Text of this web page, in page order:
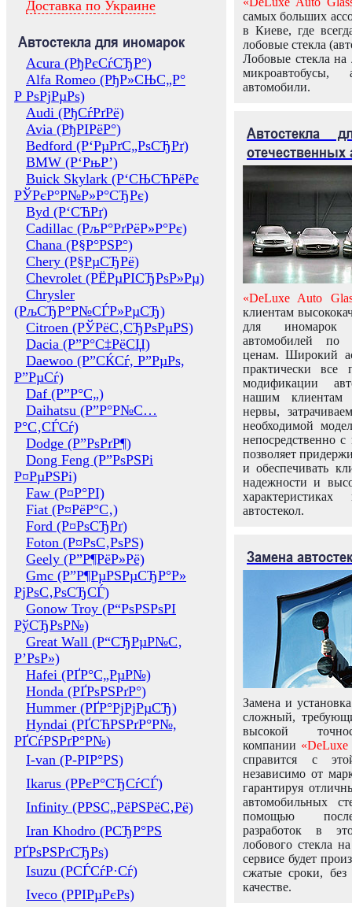
Доставка по Украине
Автостекла для иномарок
Acura (РђРєСѓСЂР°)
Alfa Romeo (РђР»СЊС„Р°
Р РѕРјРµРѕ)
Audi (РђСѓРґРё)
Avia (РђРІРёР°)
Bedford (Р‘РµРґС„РѕСЂРґ)
BMW (Р‘РњР’)
Buick Skylark (Р‘СЊСЋРёРє
РЎРєР°Р№Р»Р°СЂРє)
Byd (Р‘СЋРґ)
Cadillac (РљР°РґРёР»Р°Рє)
Chana (Р§Р°РЅР°)
Chery (Р§РµСЂРё)
Chevrolet (РЁРµРІСЂРѕР»Рµ)
Chrysler
(РљСЂР°Р№СЃР»РµСЂ)
Citroen (РЎРёС‚СЂРѕРµРЅ)
Dacia (Р”Р°С‡РёСЏ)
Daewoo (Р”СЌСѓ, Р”РµРѕ,
Р”РµСѓ)
Daf (Р”Р°С„)
Daihatsu (Р”Р°Р№С…
Р°С‚СЃСѓ)
Dodge (Р”РѕРґР¶)
Dong Feng (Р”РѕРЅРі
Р¤РµРЅРі)
Faw (Р¤Р°РІ)
Fiat (Р¤РёР°С‚)
Ford (Р¤РѕСЂРґ)
Foton (Р¤РѕС‚РѕРЅ)
Geely (Р”Р¶РёР»Рё)
Gmc (Р”Р¶РµРЅРµСЂР°Р»
РјРѕС‚РѕСЂСЃ)
Gonow Troy (Р“РѕРЅРѕРІ
РўСЂРѕР№)
Great Wall (Р“СЂРµР№С‚
Р’РѕР»)
Hafei (РҐР°С„РµР№)
Honda (РҐРѕРЅРґР°)
Hummer (РҐР°РјРјРµСЂ)
Hyndai (РҐСЋРЅРґР°Р№,
РҐСѓРЅРґР°Р№)
I-van (Р-РІР°РЅ)
Ikarus (РРєР°СЂСѓСЃ)
Infinity (РРЅС„РёРЅРёС‚Рё)
Iran Khodro (РСЂР°РЅ
РҐРѕРЅРґСЂРѕ)
Isuzu (РСЃСѓР·Сѓ)
Iveco (РРІРµРєРѕ)
самых больших
в Киеве, где
лобовые стекла
Лобовые стекла на
микроавтобусы,
автомобили.
Автостекла
отечественных
«DeLuxe Auto
клиентам
для иномарок
автомобилей
ценам. Широкий
практически все
модификации
нашим клиентам
нервы,
необходимой
непосредственно
позволяет
и обеспечивать
надежности и
автостекол.
Замена
Замена и
сложный,
высокой
компании «DeLuxe
справится с
независимо от
гарантируя
автомобильных
помощью
разработок в
лобового стекла
сервисе будет
сжатые сроки,
качестве.